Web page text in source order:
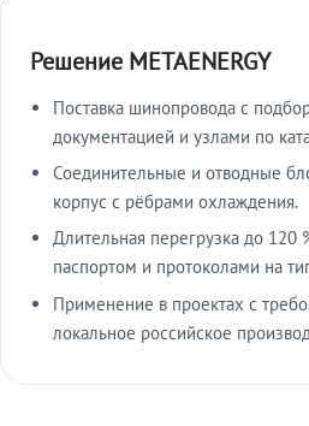
Решение METAENERGY
Поставка шинопровода с
документацией и узлами по
Соединительные и отводные
корпус с рёбрами охлаждения.
Длительная перегрузка до 120
паспортом и протоколами на
Применение в проектах с
локальное российское